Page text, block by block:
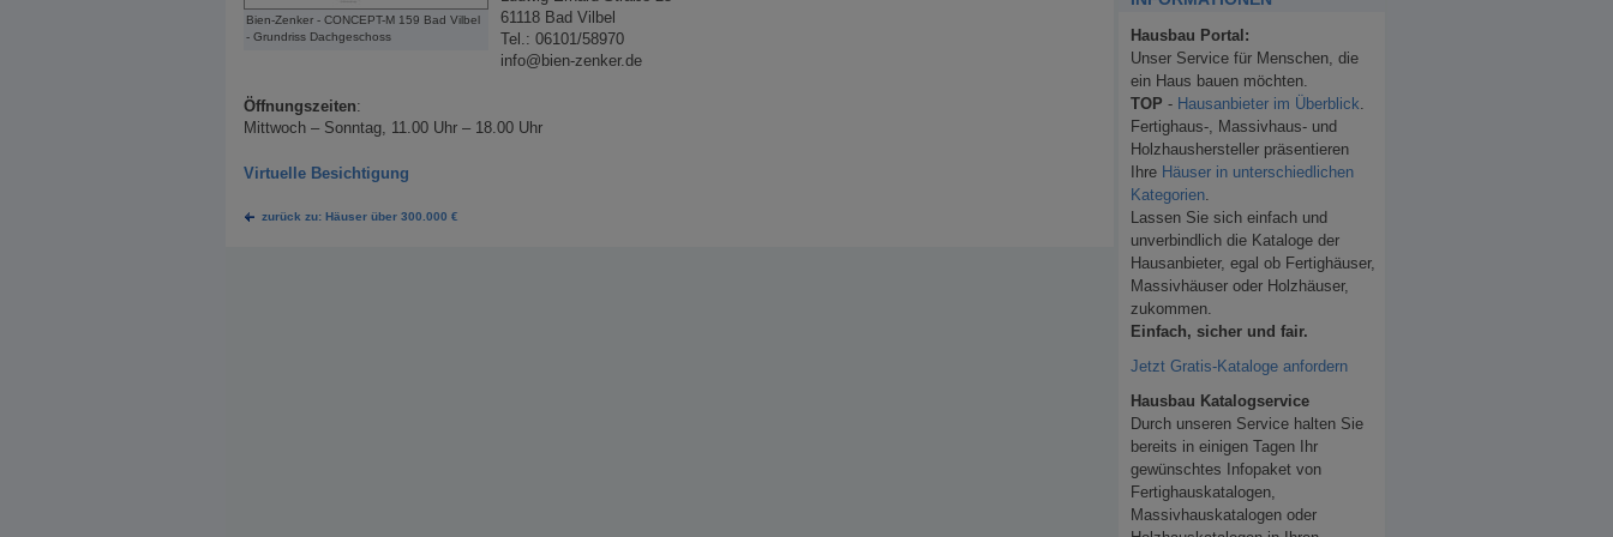
Bien-Zenker - CONCEPT-M 159 Bad Vilbel
- Grundriss Dachgeschoss
61118 Bad Vilbel
Tel.: 06101/58970
info@bien-zenker.de
Öffnungszeiten:
Mittwoch – Sonntag, 11.00 Uhr – 18.00 Uhr
Virtuelle Besichtigung
zurück zu: Häuser über 300.000 €
Hausbau Portal:
Unser Service für Menschen, die
ein Haus bauen möchten.
TOP - Hausanbieter im Überblick
Fertighaus-, Massivhaus- und
Holzhaushersteller präsentieren
Ihre Häuser in unterschiedlichen
Kategorien
Lassen Sie sich einfach und
unverbindlich die Kataloge der
Hausanbieter, egal ob Fertighäuser,
Massivhäuser oder Holzhäuser,
zukommen.
Einfach, sicher und fair.
Jetzt Gratis-Kataloge anfordern
Hausbau Katalogservice
Durch unseren Service halten Sie
bereits in einigen Tagen Ihr
gewünschtes Infopaket von
Fertighauskatalogen,
Massivhauskatalogen oder